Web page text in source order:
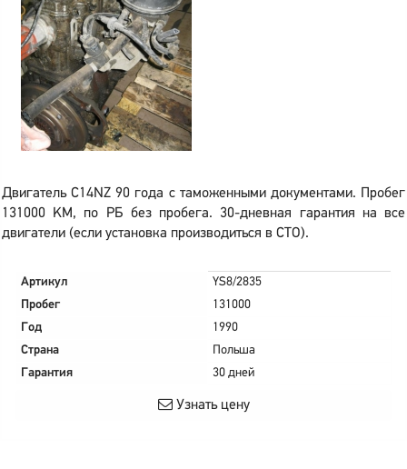
Двигатель C14NZ 90 года с таможенными документами. Пробег
131000 KM, по РБ без пробега. 30-дневная гарантия на все
двигатели (если установка производиться в СТО).
Артикул
YS8/2835
Пробег
131000
Год
1990
Страна
Польша
Гарантия
30 дней
Узнать цену